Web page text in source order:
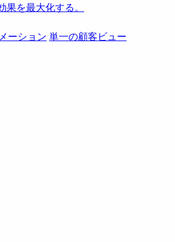
を最大化する。
ーション 単一の顧客ビュー